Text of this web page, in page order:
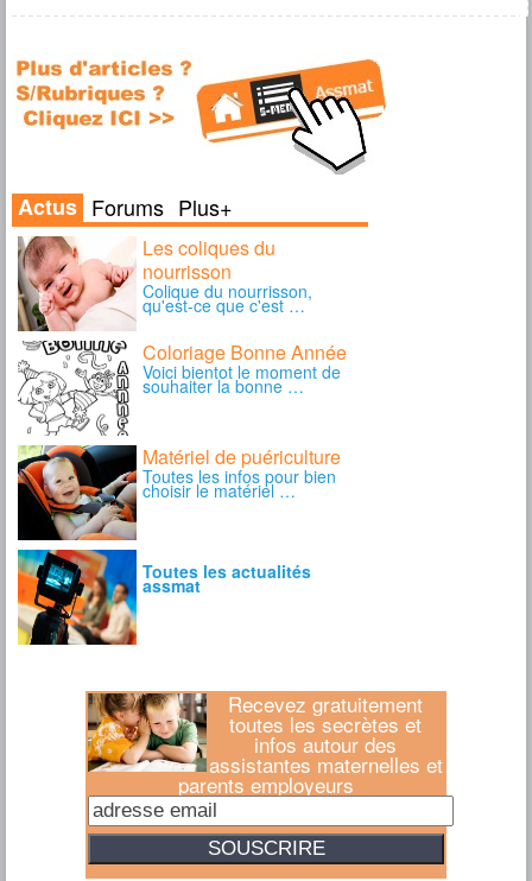
Recevez gratuitement
toutes les secrètes et
infos autour des
assistantes maternelles et
parents employeurs